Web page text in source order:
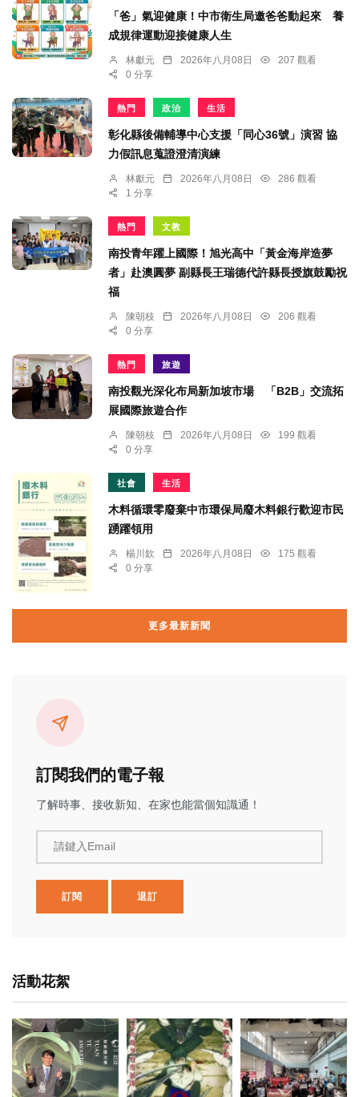
「爸」氣迎健康！中市衛生局邀爸爸動起來 養
成規律運動迎接健康人生
林獻元 2026年八月08日
207 觀看
0 分享
熱門 政治 生活
彰化縣後備輔導中心支援「同心36號」演習 協
力假訊息蒐證澄清演練
林獻元 2026年八月08日
286 觀看
1 分享
熱門 文教
南投青年躍上國際！旭光高中「黃金海岸造夢
者」赴澳圓夢 副縣長王瑞德代許縣長授旗鼓勵祝
福
陳朝枝 2026年八月08日
206 觀看
0 分享
熱門 旅遊
南投觀光深化布局新加坡市場 「B2B」交流拓
展國際旅遊合作
陳朝枝 2026年八月08日
199 觀看
0 分享
社會 生活
木料循環零廢棄中市環保局廢木料銀行歡迎市民
踴躍領用
楊川欽 2026年八月08日
175 觀看
0 分享
更多最新新聞
訂閱我們的電子報
了解時事、接收新知、在家也能當個知識通！
請鍵入Email
訂閱 退訂
活動花絮